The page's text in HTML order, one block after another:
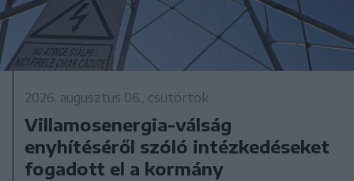
2026. augusztus 06., csütörtök
Villamosenergia-válság
enyhítéséről szóló intézkedéseket
fogadott el a kormány